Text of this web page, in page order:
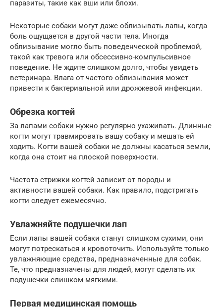
паразиты, такие как вши или блохи.
Некоторые собаки могут даже облизывать лапы, когда
боль ощущается в другой части тела. Иногда
облизывание могло быть поведенческой проблемой,
такой как тревога или обсессивно-компульсивное
поведение. Не ждите слишком долго, чтобы увидеть
ветеринара. Влага от частого облизывания может
привести к бактериальной или дрожжевой инфекции.
Обрезка когтей
За лапами собаки нужно регулярно ухаживать. Длинные
когти могут травмировать вашу собаку и мешать ей
ходить. Когти вашей собаки не должны касаться земли,
когда она стоит на плоской поверхности.
Частота стрижки когтей зависит от породы и
активности вашей собаки. Как правило, подстригать
когти следует ежемесячно.
Увлажняйте подушечки лап
Если лапы вашей собаки станут слишком сухими, они
могут потрескаться и кровоточить. Используйте только
увлажняющие средства, предназначенные для собак.
Те, что предназначены для людей, могут сделать их
подушечки слишком мягкими.
Первая медицинская помощь